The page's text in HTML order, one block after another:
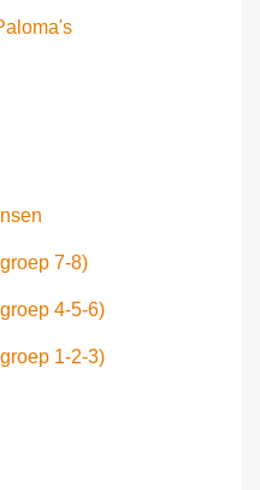
7-8)
4-5-6)
1-2-3)